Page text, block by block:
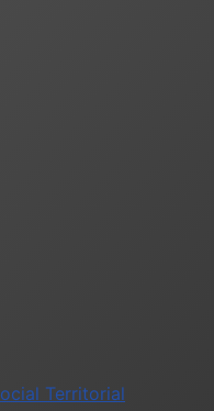
Territorial